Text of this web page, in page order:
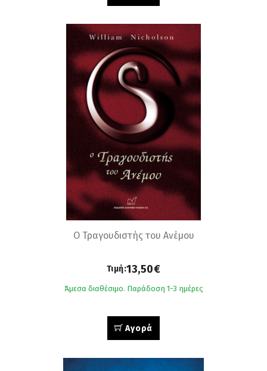
Ο Τραγουδιστής του Ανέμου
Τιμή:13,50€
Άμεσα διαθέσιμο. Παράδοση 1-3 ημέρες
Αγορά